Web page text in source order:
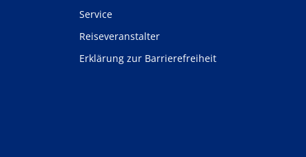
Service
Reiseveranstalter
Erklärung zur Barrierefreiheit